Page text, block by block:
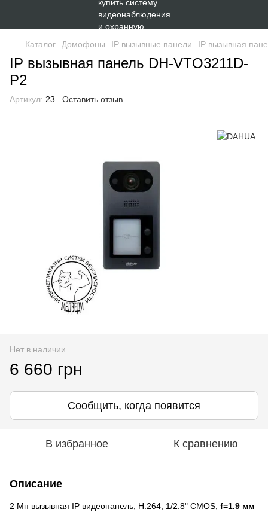
Каталог Домофоны IP вызывные панели IP вызывная
IP вызывная панель DH-VTO3211D-
P2
Артикул: 23 Оставить отзыв
Нет в наличии
6 660 грн
Сообщить, когда появится
В избранное К сравнению
Описание
2 Мп вызывная IP видеопанель; H.264; 1/2.8" CMOS, f=1.9 мм